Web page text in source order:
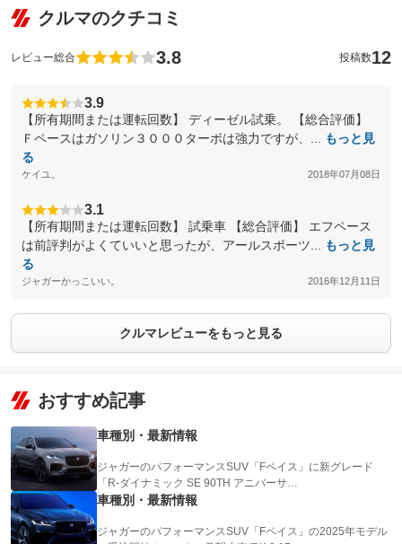
クルマのクチコミ
レビュー総合 3.8 投稿数12
3.9
【所有期間または運転回数】 ディーゼル試乗。 【総合評価】
Ｆペースはガソリン３０００ターボは強力ですが、...
もっと見
る
ケイユ。 2018年07月08日
3.1
【所有期間または運転回数】 試乗車 【総合評価】 エフペース
は前評判がよくていいと思ったが、アールスポーツ...
もっと見
る
ジャガーかっこいい。 2016年12月11日
クルマレビューをもっと見る
おすすめ記事
車種別・最新情報
ジャガーのパフォーマンスSUV「Fペイス」に新グレード
「R-ダイナミック SE 90TH アニバーサ…
車種別・最新情報
ジャガーのパフォーマンスSUV「Fペイス」の2025年モデル